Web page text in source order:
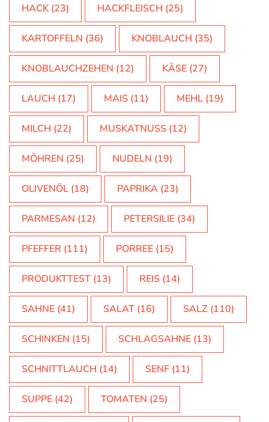
HACK(23) HACKFLEISCH (25)
KARTOFFELN (36) KNOBLAUCH (35)
KNOBLAUCHZEHEN (12) KÄSE (27)
LAUCH (17) MAIS (11) MEHL (19)
MILCH (22) MUSKATNUSS (12)
MÖHREN (25) NUDELN (19)
OLIVENÖL (18) PAPRIKA (23)
PARMESAN (12) PETERSILIE (34)
PFEFFER (111) PORREE (15)
PRODUKTTEST (13) REIS (14)
SAHNE (41) SALAT (16) SALZ (110)
SCHINKEN (15) SCHLAGSAHNE (13)
SCHNITTLAUCH (14) SENF (11)
SUPPE (42) TOMATEN (25)